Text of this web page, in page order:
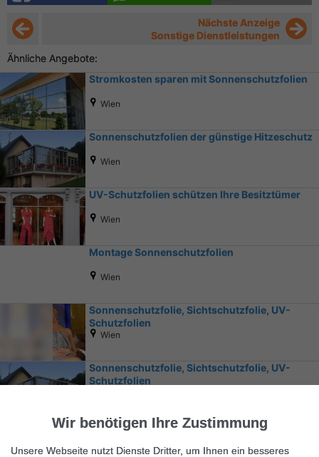
Nächste Anzeige
Sonstige Dienstleistungen
Ähnliche Angebote:
Stromkosten sparen mit Sonnenschutzfolien
Wien
Sonnenschutzfolien der günstige Hitzeschutz
Wien
UV-Schutzfolien schützen Ihre Besitztümer
Wien
Montage Sonnenschutzfolien
Wien
Sonnenschutzfolie, Sichtschutzfolie, UV-
Schutzfolien
Wien
Sonnenschutzfolie, Sichtschutzfolie, UV-
Schutzfolien
Wir benötigen Ihre Zustimmung
Unsere Webseite nutzt Dienste Dritter, um Ihnen ein besseres